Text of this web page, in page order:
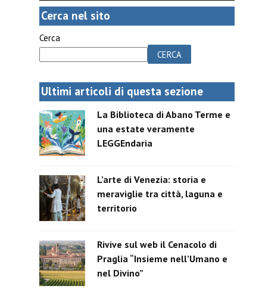
Cerca nel sito
Cerca
CERCA
Ultimi articoli di questa sezione
La Biblioteca di Abano Terme e
una estate veramente
LEGGEndaria
L’arte di Venezia: storia e
meraviglie tra città, laguna e
territorio
Rivive sul web il Cenacolo di
Praglia “Insieme nell’Umano e
nel Divino”